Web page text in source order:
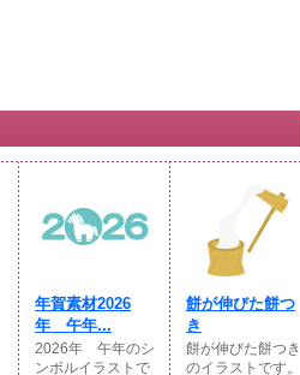
年賀素材2026
年 午年...
2026年 午年のシ
ンボルイラストで
餅が伸びた餅つ
き
餅が伸びた餅つき
のイラストです。